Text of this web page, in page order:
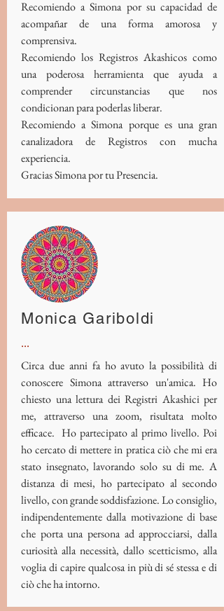
Recomiendo a Simona por su capacidad de
acompañar de una forma amorosa y
comprensiva.
Recomiendo los Registros Akashicos como
una poderosa herramienta que ayuda a
comprender circunstancias que nos
condicionan para poderlas liberar.
Recomiendo a Simona porque es una gran
canalizadora de Registros con mucha
experiencia.
Gracias Simona por tu Presencia.
Monica Gariboldi
...
Circa due anni fa ho avuto la possibilità di
conoscere Simona attraverso un'amica. Ho
chiesto una lettura dei Registri Akashici per
me, attraverso una zoom, risultata molto
efficace. Ho partecipato al primo livello. Poi
ho cercato di mettere in pratica ciò che mi era
stato insegnato, lavorando solo su di me. A
distanza di mesi, ho partecipato al secondo
livello, con grande soddisfazione. Lo consiglio,
indipendentemente dalla motivazione di base
che porta una persona ad approcciarsi, dalla
curiosità alla necessità, dallo scetticismo, alla
voglia di capire qualcosa in più di sé stessa e di
ciò che ha intorno.